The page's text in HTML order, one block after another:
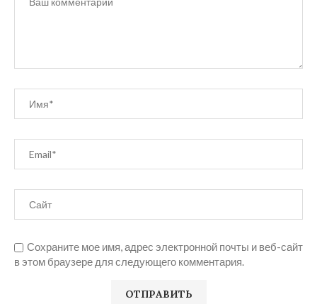
Сохраните мое имя, адрес электронной почты и веб-сайт
в этом браузере для следующего комментария.